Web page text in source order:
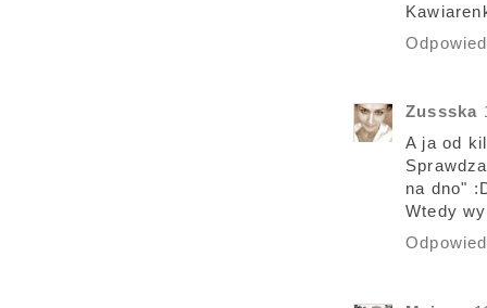
Zussska
A ja od
na dno"
Wtedy